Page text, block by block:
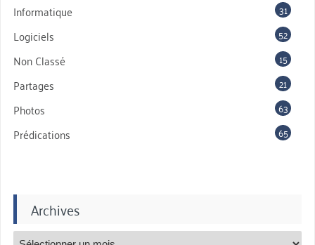
Informatique 31
Logiciels 52
Non Classé 15
Partages 21
Photos 63
Prédications 65
Archives